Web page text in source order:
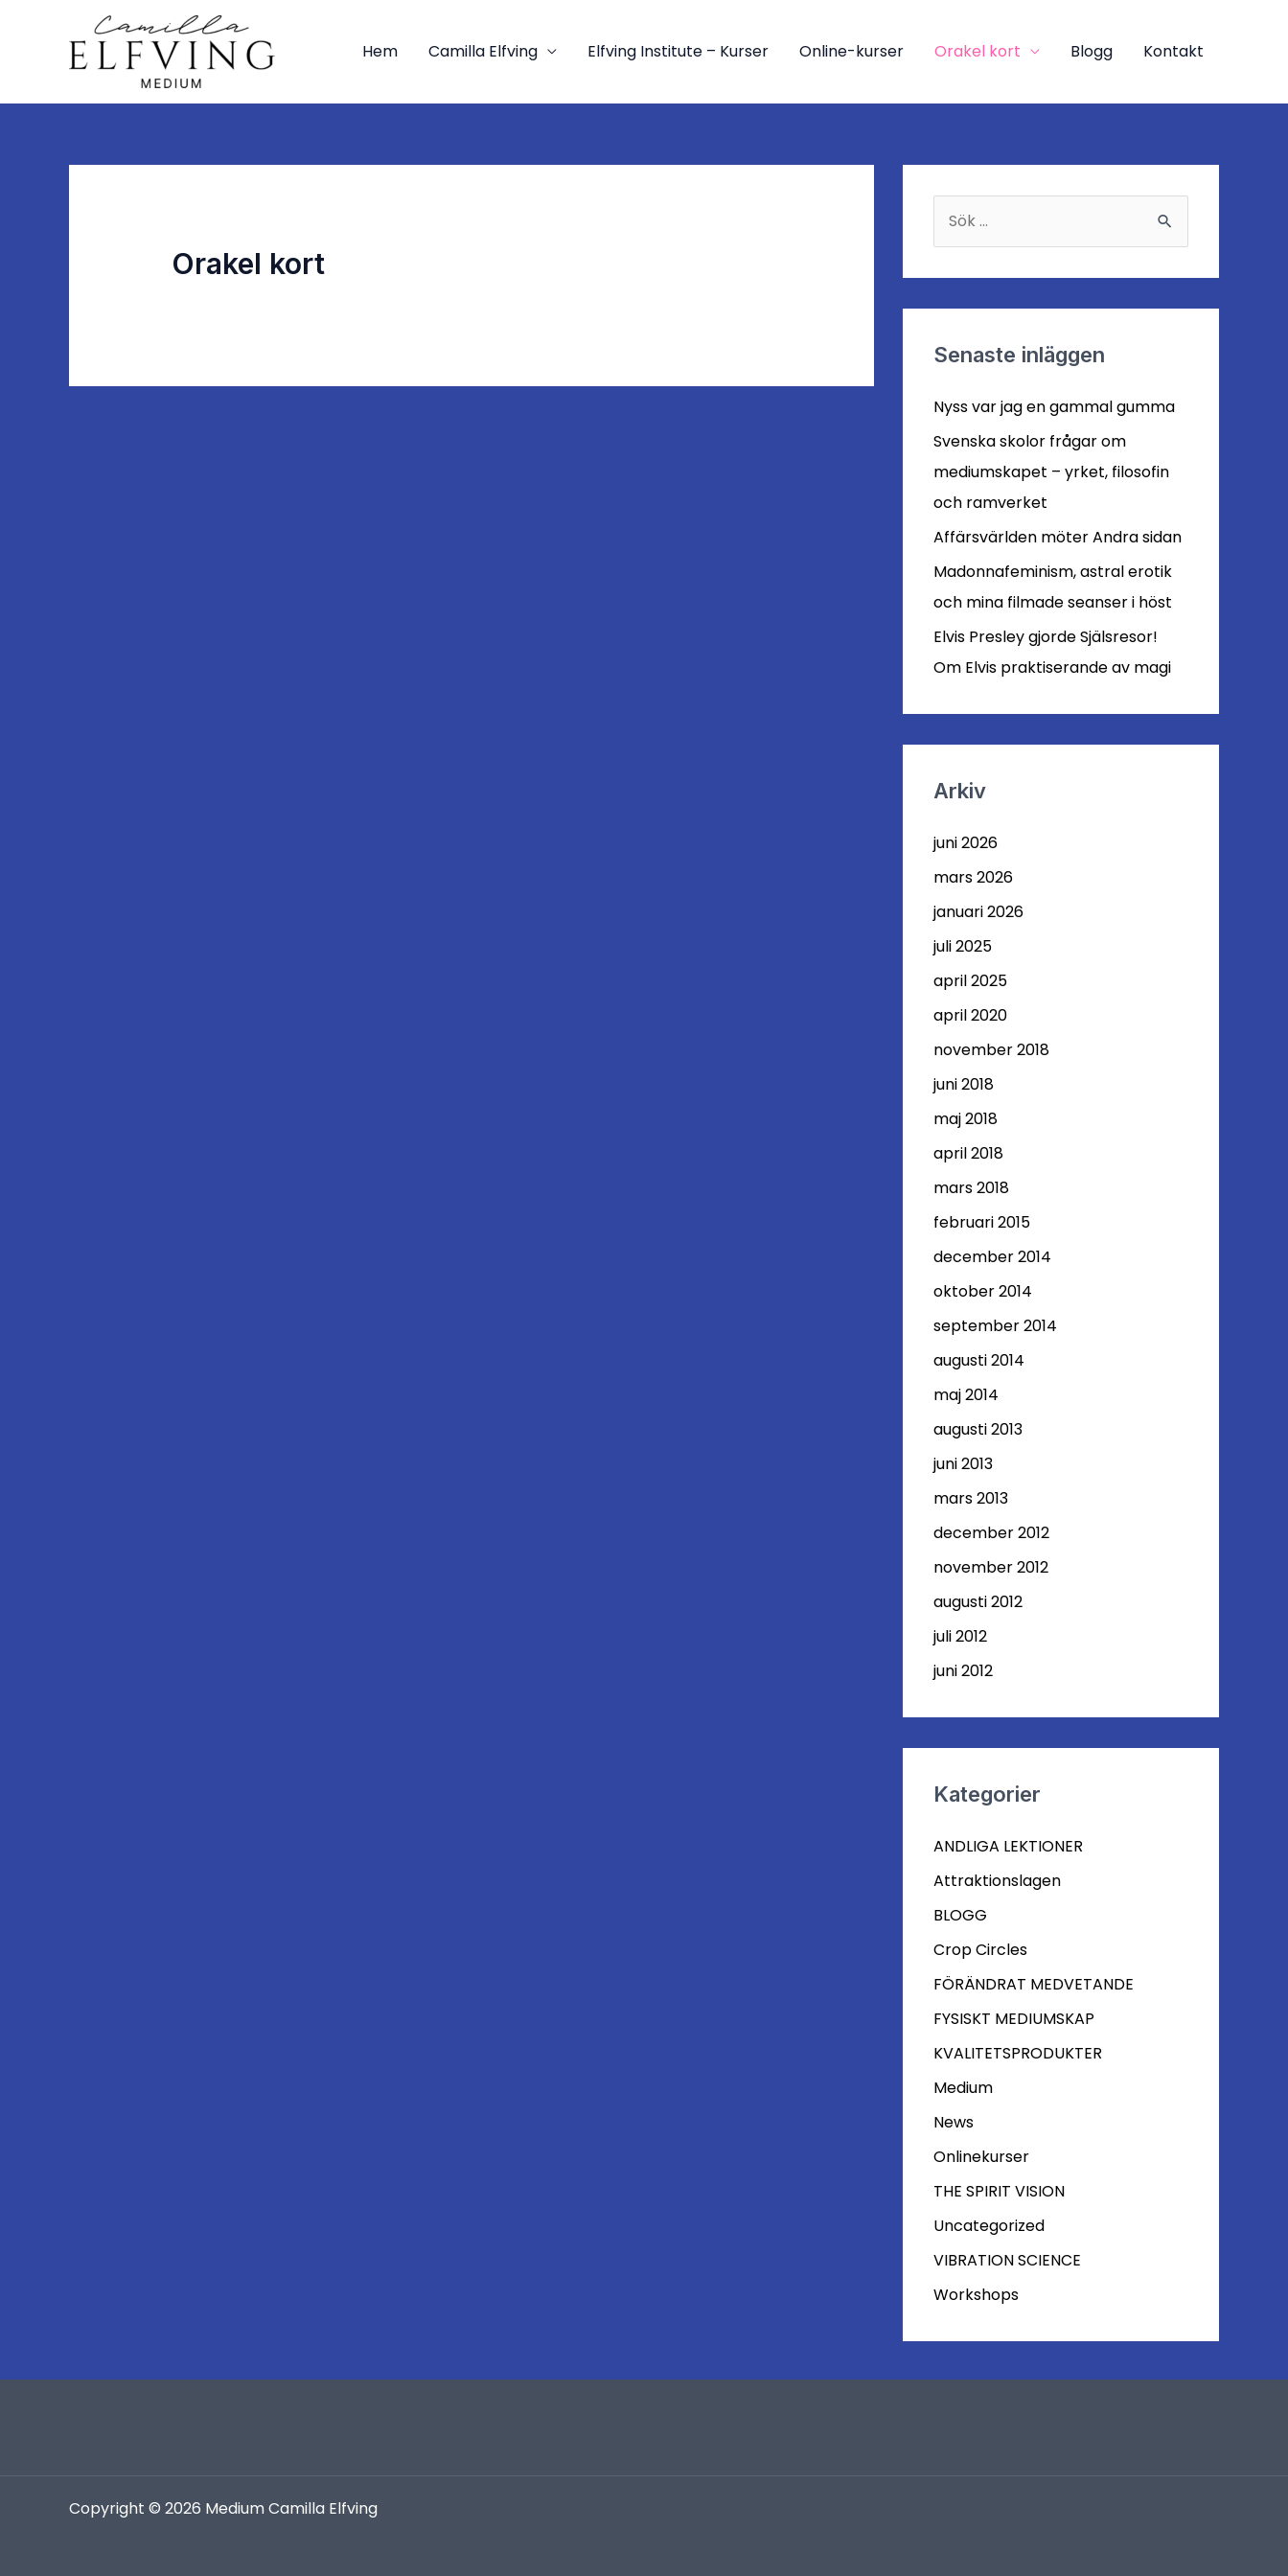
Hem Camilla Elfving Elfving Institute – Kurser Online-kurser Orakel kort Blogg Kontakt
Orakel kort
ö
k
e
f
e
r
:
Senaste inläggen
Nyss var jag en gammal gumma
Svenska skolor frågar om
mediumskapet – yrket, filosofin
och ramverket
Affärsvärlden möter Andra sidan
Madonnafeminism, astral erotik
och mina filmade seanser i höst
Elvis Presley gjorde Själsresor!
Om Elvis praktiserande av magi
Arkiv
juni 2026
mars 2026
januari 2026
juli 2025
april 2025
april 2020
november 2018
juni 2018
maj 2018
april 2018
mars 2018
februari 2015
december 2014
oktober 2014
september 2014
augusti 2014
maj 2014
augusti 2013
juni 2013
mars 2013
december 2012
november 2012
augusti 2012
juli 2012
juni 2012
Kategorier
ANDLIGA LEKTIONER
Attraktionslagen
BLOGG
Crop Circles
FÖRÄNDRAT MEDVETANDE
FYSISKT MEDIUMSKAP
KVALITETSPRODUKTER
Medium
News
Onlinekurser
THE SPIRIT VISION
Uncategorized
VIBRATION SCIENCE
Workshops
Copyright © 2026 Medium Camilla Elfving